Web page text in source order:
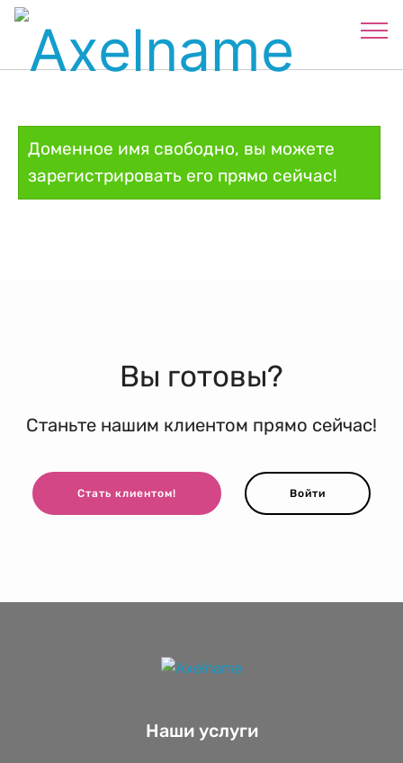
Доменное имя свободно, вы можете
зарегистрировать его прямо сейчас!
Вы готовы?
Станьте нашим клиентом прямо сейчас!
Стать клиентом! Войти
Наши услуги